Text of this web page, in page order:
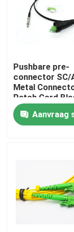
Ongeveer ons
Pushbare pre-
connector SC/
Metal
Patch Cord
door het
muur FTTH
Aanvraag